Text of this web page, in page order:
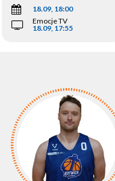
18.09, 18:00
Emocje TV
18.09, 17:55